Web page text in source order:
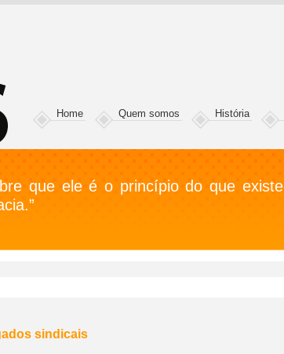
Home Quem somos História
que ele é o princípio do que
sindicais